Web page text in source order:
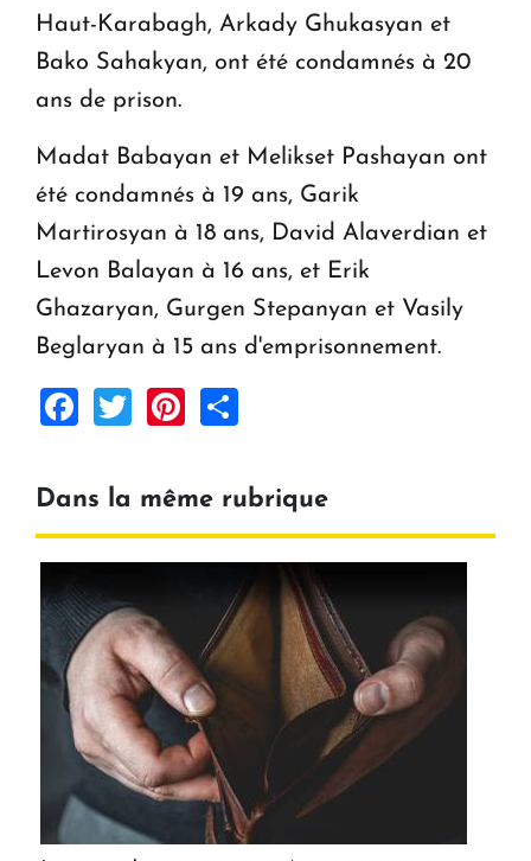
Haut-Karabagh, Arkady Ghukasyan et
Bako Sahakyan, ont été condamnés à 20
ans de prison.
Madat Babayan et Melikset Pashayan ont
été condamnés à 19 ans, Garik
Martirosyan à 18 ans, David Alaverdian et
Levon Balayan à 16 ans, et Erik
Ghazaryan, Gurgen Stepanyan et Vasily
Beglaryan à 15 ans d'emprisonnement.
Facebook
TwitterPinterest
Dans la même rubrique